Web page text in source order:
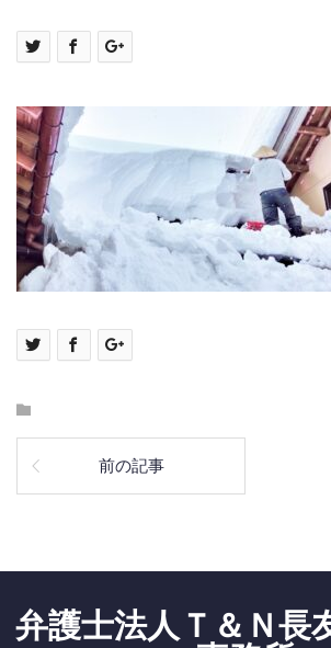
前の記事
弁護士法人Ｔ＆Ｎ長